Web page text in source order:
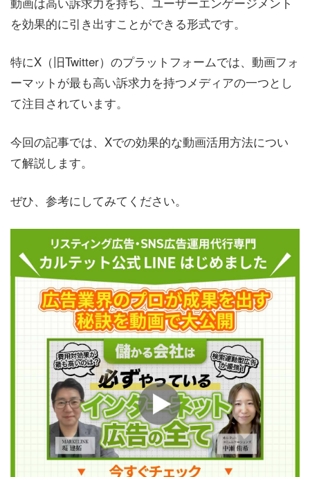
を効果的に引き出すことができる形式です。
特にX（旧Twitter）のプラットフォームでは、動画フォ
ーマットが最も高い訴求力を持つメディアの一つとし
て注目されています。
今回の記事では、Xでの効果的な動画活用方法につい
て解説します。
ぜひ、参考にしてみてください。